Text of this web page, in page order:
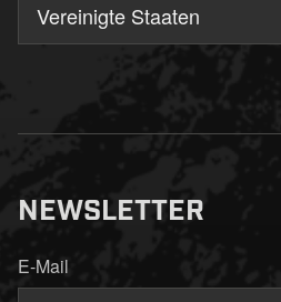
Vereinigte Staaten
NEWSLETTER
E-Mail